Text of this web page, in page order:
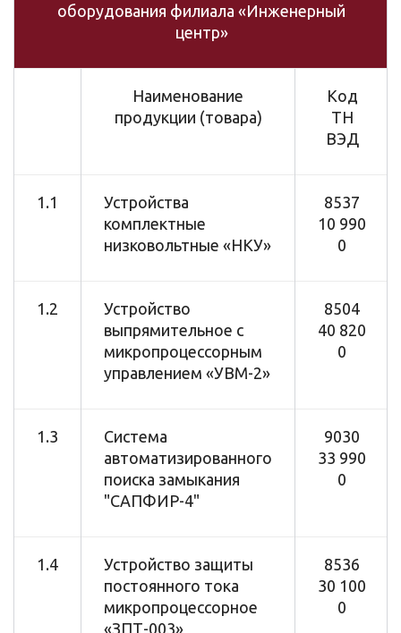
оборудования филиала «Инженерный
центр»
Наименование
продукции (товара)
Код
ТН
ВЭД
1.1
Устройства
комплектные
низковольтные «НКУ»
8537
10 990
0
1.2
Устройство
выпрямительное с
микропроцессорным
управлением «УВМ-2»
8504
40 820
0
1.3
Система
автоматизированного
поиска замыкания
"САПФИР-4"
9030
33 990
0
1.4
Устройство защиты
постоянного тока
микропроцессорное
«ЗПТ-003»
8536
30 100
0